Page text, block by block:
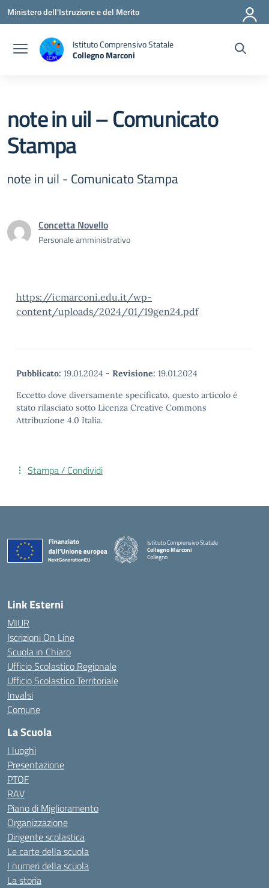
Vai ai contenuti
Vai al menu di navigazione
Vai al footer
Ministero dell'Istruzione e del Merito
Istituto Comprensivo Statale
Collegno Marconi
note in uil – Comunicato
Stampa
note in uil - Comunicato Stampa
Concetta Novello
Personale amministrativo
https://icmarconi.edu.it/wp-
content/uploads/2024/01/19gen24.pdf
Pubblicato: 19.01.2024 - Revisione: 19.01.2024
Eccetto dove diversamente specificato, questo articolo è
stato rilasciato sotto Licenza Creative Commons
Attribuzione 4.0 Italia.
Stampa / Condividi
Istituto Comprensivo Statale
Collegno Marconi
Collegno
Link Esterni
MIUR
Iscrizioni On Line
Scuola in Chiaro
Ufficio Scolastico Regionale
Ufficio Scolastico Territoriale
Invalsi
Comune
La Scuola
I luoghi
Presentazione
PTOF
RAV
Piano di Miglioramento
Organizzazione
Dirigente scolastica
Le carte della scuola
I numeri della scuola
La storia